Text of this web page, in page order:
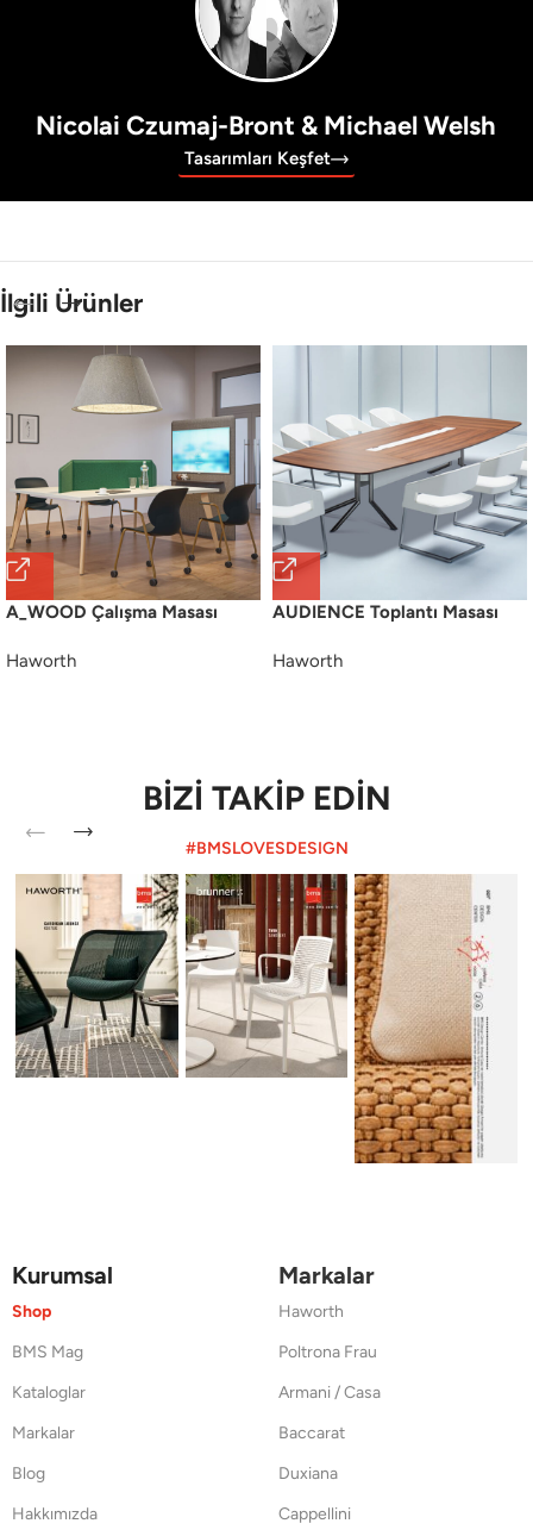
Nicolai Czumaj-Bront & Michael Welsh
Tasarımları Keşfet
İlgili Ürünler
A_WOOD Çalışma Masası
Haworth
AUDIENCE Toplantı Masası
Haworth
BİZİ TAKİP EDİN
#BMSLOVESDESIGN
Kurumsal
Shop
BMS Mag
Kataloglar
Markalar
Blog
Hakkımızda
Markalar
Haworth
Poltrona Frau
Armani / Casa
Baccarat
Duxiana
Cappellini